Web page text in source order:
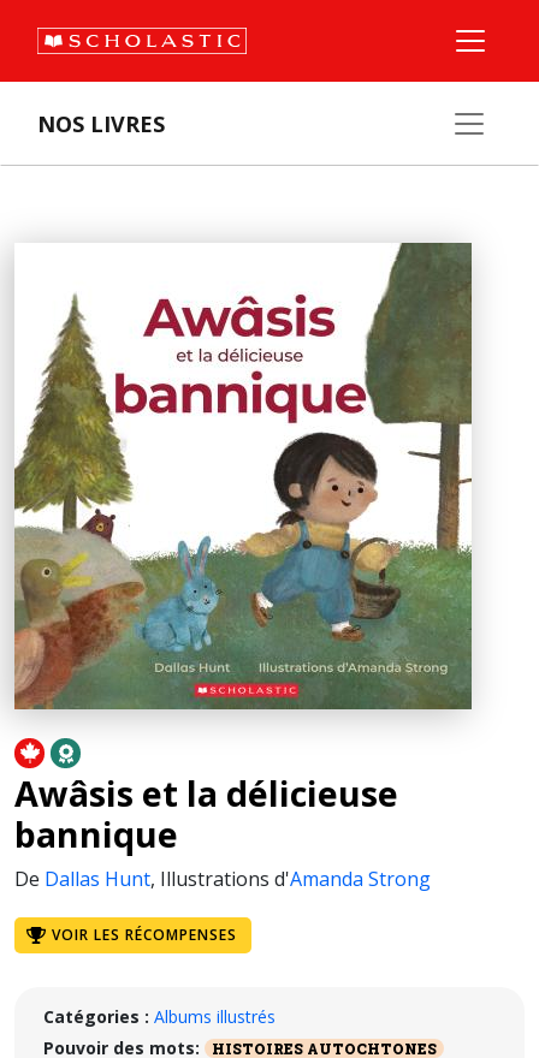
NOS LIVRES
Awâsis et la délicieuse
bannique
De Dallas Hunt, Illustrations d'Amanda Strong
VOIR LES RÉCOMPENSES
Catégories : Albums illustrés
Pouvoir des mots:
HISTOIRES AUTOCHTONES